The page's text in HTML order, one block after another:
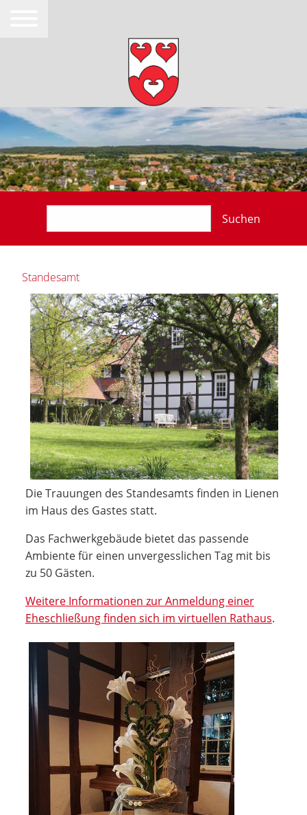
Suchen
Standesamt
Die Trauungen des Standesamts finden in Lienen
im Haus des Gastes statt.
Das Fachwerkgebäude bietet das passende
Ambiente für einen unvergesslichen Tag mit bis
zu 50 Gästen.
Weitere Informationen zur Anmeldung einer
Eheschließung finden sich im virtuellen Rathaus.